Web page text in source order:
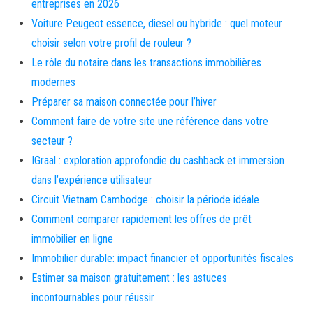
entreprises en 2026
Voiture Peugeot essence, diesel ou hybride : quel moteur
choisir selon votre profil de rouleur ?
Le rôle du notaire dans les transactions immobilières
modernes
Préparer sa maison connectée pour l’hiver
Comment faire de votre site une référence dans votre
secteur ?
IGraal : exploration approfondie du cashback et immersion
dans l’expérience utilisateur
Circuit Vietnam Cambodge : choisir la période idéale
Comment comparer rapidement les offres de prêt
immobilier en ligne
Immobilier durable: impact financier et opportunités fiscales
Estimer sa maison gratuitement : les astuces
incontournables pour réussir